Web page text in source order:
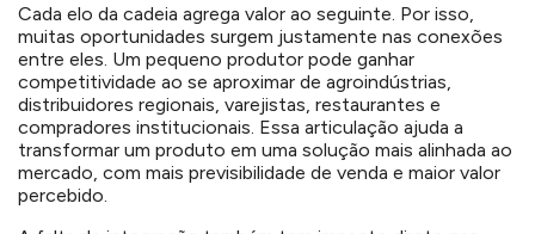
Cada elo da cadeia agrega valor ao seguinte. Por isso,
muitas oportunidades surgem justamente nas conexões
entre eles. Um pequeno produtor pode ganhar
competitividade ao se aproximar de agroindústrias,
distribuidores regionais, varejistas, restaurantes e
compradores institucionais. Essa articulação ajuda a
transformar um produto em uma solução mais alinhada ao
mercado, com mais previsibilidade de venda e maior valor
percebido.